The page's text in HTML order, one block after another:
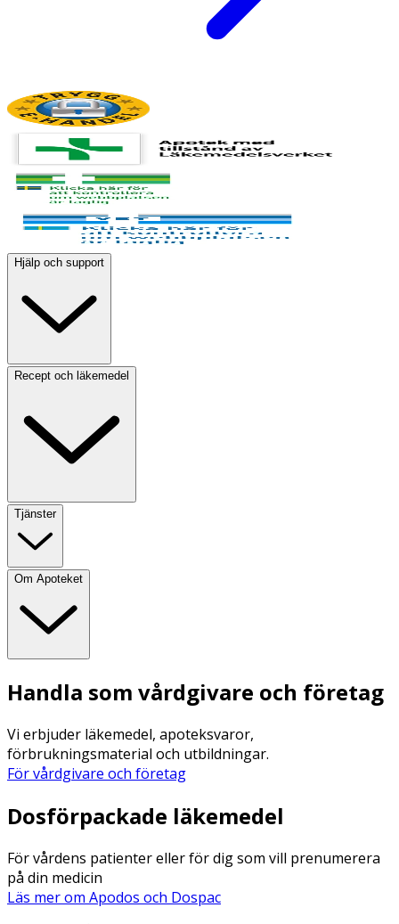
Hjälp och support
Recept och läkemedel
Tjänster
Om Apoteket
Handla som vårdgivare och företag
Vi erbjuder läkemedel, apoteksvaror,
förbrukningsmaterial och utbildningar.
För vårdgivare och företag
Dosförpackade läkemedel
För vårdens patienter eller för dig som vill prenumerera
på din medicin
Läs mer om Apodos och Dospac